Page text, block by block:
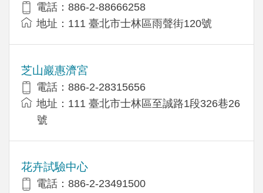
電話：886-2-88666258
地址：111 臺北市士林區雨聲街120號
芝山巖惠濟宮
電話：886-2-28315656
地址：111 臺北市士林區至誠路1段326巷26
號
花卉試驗中心
電話：886-2-23491500